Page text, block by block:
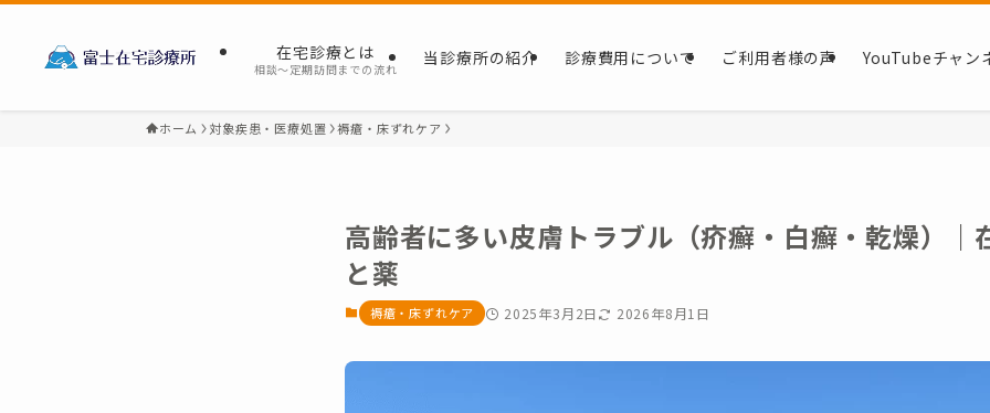
在宅診療とは
相談～定期訪問までの流れ
当診療所の紹介 診療費用について ご利用者様の声 YouTubeチャン
ホーム 対象疾患・医療処置 褥瘡・床ずれケア
高齢者に多い皮膚トラブル（疥癬・白癬・乾燥）｜
と薬
褥瘡・床ずれケア 2025年3月2日 2026年8月1日